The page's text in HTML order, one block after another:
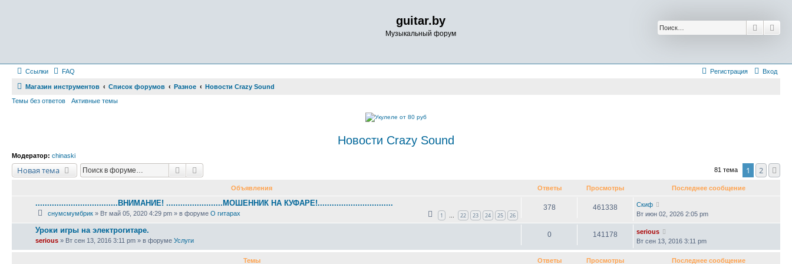
guitar.by
Музыкальный форум
Поиск
Ссылки FAQ Вход
Регистрация
Магазин инструментов Список форумов Разное
Новости Crazy Sound
Темы без ответов
Активные темы
Новости Crazy Sound
Модератор: chinaski
Новая тема Поиск 81 тема 1 2
Объявления Ответы Просмотры Последнее сообщение
...................................ВНИМАНИЕ! ........................МОШЕННИК НА КУФАРЕ!................................
снумсмумбрик » Вт май 05, 2020 4:29 pm » в форуме О гитарах 1 … 22 23 24 25 26
378 461338
Скиф
Вт июн 02, 2026 2:05 pm
Уроки игры на электрогитаре.
serious » Вт сен 13, 2016 3:11 pm » в форуме Услуги
0 141178
serious
Вт сен 13, 2016 3:11 pm
Темы Ответы Просмотры Последнее сообщение